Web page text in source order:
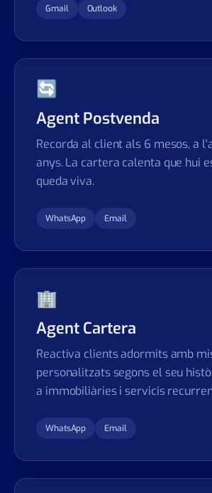
Gmail Outlook
🔄
Agent Postvenda
Recorda al client als 6 mesos, a
anys. La cartera calenta que hui
queda viva.
WhatsApp Email
🏢
Agent Cartera
Reactiva clients adormits amb
personalitzats segons el seu
a immobiliàries i servicis
WhatsApp Email